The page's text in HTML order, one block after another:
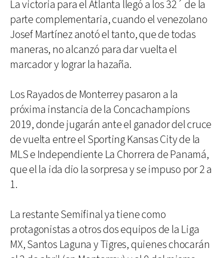
La victoria para el Atlanta llegó a los 32´ de la
parte complementaria, cuando el venezolano
Josef Martínez anotó el tanto, que de todas
maneras, no alcanzó para dar vuelta el
marcador y lograr la hazaña.
Los Rayados de Monterrey pasaron a la
próxima instancia de la Concachampions
2019, donde jugarán ante el ganador del cruce
de vuelta entre el Sporting Kansas City de la
MLS e Independiente La Chorrera de Panamá,
que el la ida dio la sorpresa y se impuso por 2 a
1.
La restante Semifinal ya tiene como
protagonistas a otros dos equipos de la Liga
MX, Santos Laguna y Tigres, quienes chocarán